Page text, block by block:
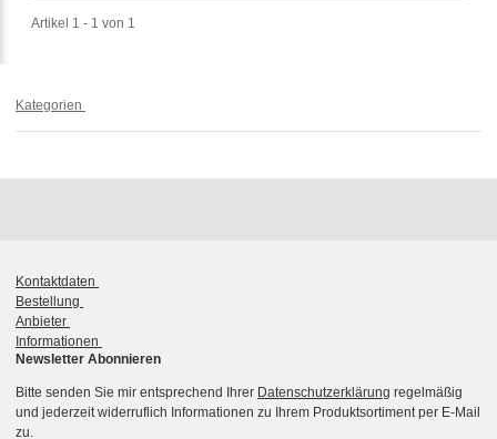
Artikel 1 - 1 von 1
Kategorien
Kontaktdaten
Bestellung
Anbieter
Informationen
Newsletter Abonnieren
Bitte senden Sie mir entsprechend Ihrer Datenschutzerklärung regelmäßig
und jederzeit widerruflich Informationen zu Ihrem Produktsortiment per E-Mail
zu.